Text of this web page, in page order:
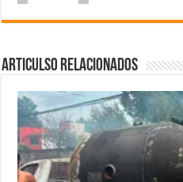
Articulso Relacionados